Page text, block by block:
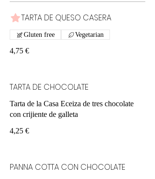
TARTA DE QUESO CASERA
4,75 €
Gluten free Vegetarian
TARTA DE CHOCOLATE
Tarta de la Casa Eceiza de tres chocolate
con crijiente de galleta
4,25 €
PANNA COTTA CON CHOCOLATE